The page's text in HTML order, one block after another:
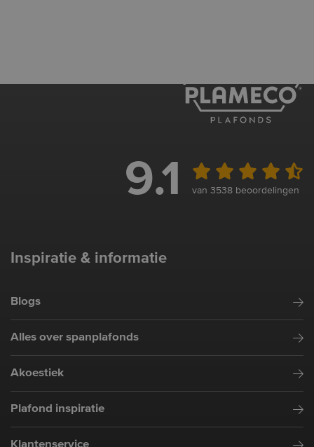
9.1 van 3538 beoordelingen
Inspiratie & informatie
Blogs
Alles over spanplafonds
Akoestiek
Plafond inspiratie
Klantenservice